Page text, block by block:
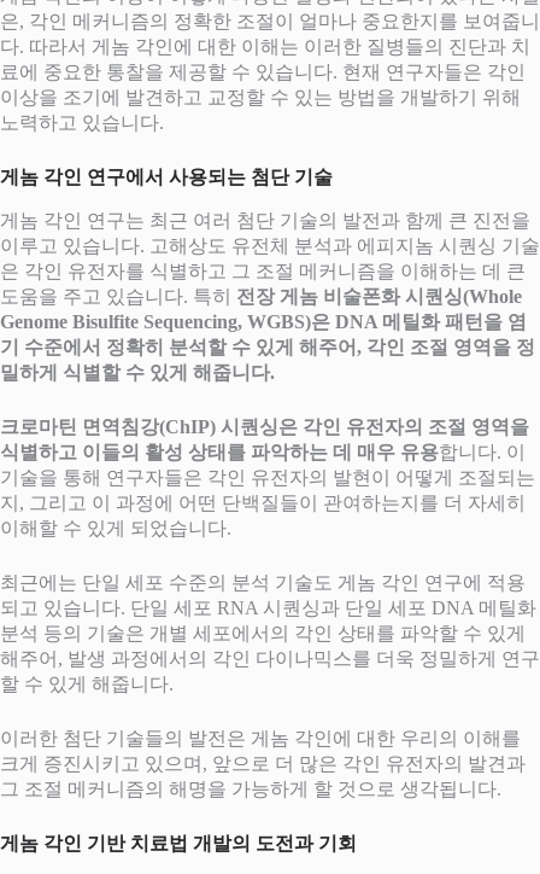
은, 각인 메커니즘의 정확한 조절이 얼마나 중요한지를 보여줍니
다. 따라서 게놈 각인에 대한 이해는 이러한 질병들의 진단과 치
료에 중요한 통찰을 제공할 수 있습니다. 현재 연구자들은 각인
이상을 조기에 발견하고 교정할 수 있는 방법을 개발하기 위해
노력하고 있습니다.
게놈 각인 연구에서 사용되는 첨단 기술
게놈 각인 연구는 최근 여러 첨단 기술의 발전과 함께 큰 진전을
이루고 있습니다. 고해상도 유전체 분석과 에피지놈 시퀀싱 기술
은 각인 유전자를 식별하고 그 조절 메커니즘을 이해하는 데 큰
도움을 주고 있습니다. 특히 전장 게놈 비술폰화 시퀀싱(Whole
Genome Bisulfite Sequencing, WGBS)은 DNA 메틸화 패턴을 염
기 수준에서 정확히 분석할 수 있게 해주어, 각인 조절 영역을 정
밀하게 식별할 수 있게 해줍니다.
크로마틴 면역침강(ChIP) 시퀀싱은 각인 유전자의 조절 영역을
식별하고 이들의 활성 상태를 파악하는 데 매우 유용합니다. 이
기술을 통해 연구자들은 각인 유전자의 발현이 어떻게 조절되는
지, 그리고 이 과정에 어떤 단백질들이 관여하는지를 더 자세히
이해할 수 있게 되었습니다.
최근에는 단일 세포 수준의 분석 기술도 게놈 각인 연구에 적용
되고 있습니다. 단일 세포 RNA 시퀀싱과 단일 세포 DNA 메틸화
분석 등의 기술은 개별 세포에서의 각인 상태를 파악할 수 있게
해주어, 발생 과정에서의 각인 다이나믹스를 더욱 정밀하게 연구
할 수 있게 해줍니다.
이러한 첨단 기술들의 발전은 게놈 각인에 대한 우리의 이해를
크게 증진시키고 있으며, 앞으로 더 많은 각인 유전자의 발견과
그 조절 메커니즘의 해명을 가능하게 할 것으로 생각됩니다.
게놈 각인 기반 치료법 개발의 도전과 기회